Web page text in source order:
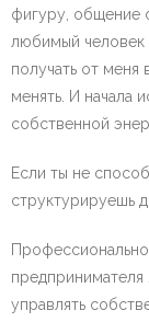
фигуру, общение
любимый человек
получать от меня
менять. И начала
собственной
Если ты не
структурируешь
предпринимателя
управлять